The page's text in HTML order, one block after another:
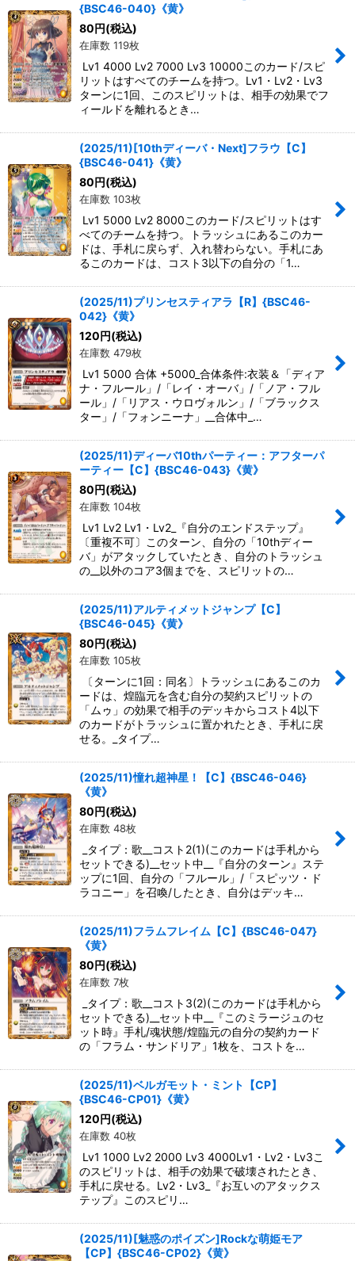
{BSC46-040}《黄》
80 円(税込)
在庫数 119枚
Lv1 4000 Lv2 7000 Lv3 10000このカード/スピ
リットはすべてのチームを持つ。Lv1・Lv2・Lv3
ターンに1回、このスピリットは、相手の効果でフ
ィールドを離れるとき…
(2025/11)[10thディーバ・Next]フラウ【C】
{BSC46-041}《黄》
80 円(税込)
在庫数 103枚
Lv1 5000 Lv2 8000このカード/スピリットはす
べてのチームを持つ。トラッシュにあるこのカー
ドは、手札に戻らず、入れ替わらない。手札にあ
るこのカードは、コスト3以下の自分の「1…
(2025/11)プリンセスティアラ【R】{BSC46-
042}《黄》
120 円(税込)
在庫数 479枚
Lv1 5000 合体 +5000_合体条件:衣装＆「ディア
ナ・フルール」/「レイ・オーバ」/「ノア・フル
ール」/「リアス・ウロヴォルン」/「ブラックス
ター」/「フォンニーナ」__合体中_…
(2025/11)ディーバ10thパーティー：アフターパ
ーティー【C】{BSC46-043}《黄》
80 円(税込)
在庫数 104枚
Lv1 Lv2 Lv1・Lv2_『自分のエンドステップ』
〔重複不可〕このターン、自分の「10thディー
バ」がアタックしていたとき、自分のトラッシュ
の__以外のコア3個までを、スピリットの…
(2025/11)アルティメットジャンプ【C】
{BSC46-045}《黄》
80 円(税込)
在庫数 105枚
〔ターンに1回：同名〕トラッシュにあるこのカ
ードは、煌臨元を含む自分の契約スピリットの
「ムゥ」の効果で相手のデッキからコスト4以下
のカードがトラッシュに置かれたとき、手札に戻
せる。_タイプ…
(2025/11)憧れ超神星！【C】{BSC46-046}
《黄》
80 円(税込)
在庫数 48枚
_タイプ：歌__コスト2(1)(このカードは手札から
セットできる)__セット中__『自分のターン』ステ
ップに1回、自分の「フルール」/「スピッツ・ド
ラコニー」を召喚/したとき、自分はデッキ…
(2025/11)フラムフレイム【C】{BSC46-047}
《黄》
80 円(税込)
在庫数 7枚
_タイプ：歌__コスト3(2)(このカードは手札から
セットできる)__セット中__『このミラージュのセ
ット時』手札/魂状態/煌臨元の自分の契約カード
の「フラム・サンドリア」1枚を、コストを…
(2025/11)ベルガモット・ミント【CP】
{BSC46-CP01}《黄》
120 円(税込)
在庫数 40枚
Lv1 1000 Lv2 2000 Lv3 4000Lv1・Lv2・Lv3こ
のスピリットは、相手の効果で破壊されたとき、
手札に戻せる。Lv2・Lv3_『お互いのアタックス
テップ』このスピリ…
(2025/11)[魅惑のポイズン]Rockな萌姫モア
【CP】{BSC46-CP02}《黄》